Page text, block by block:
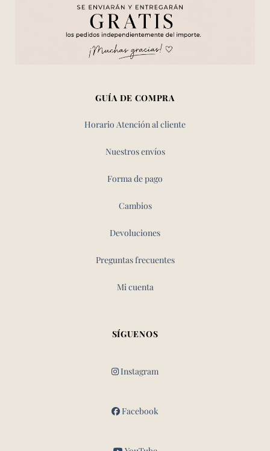
GUÍA DE COMPRA
Horario Atención al cliente
Nuestros envíos
Forma de pago
Cambios
Devoluciones
Preguntas frecuentes
Mi cuenta
SÍGUENOS
Instagram
Facebook